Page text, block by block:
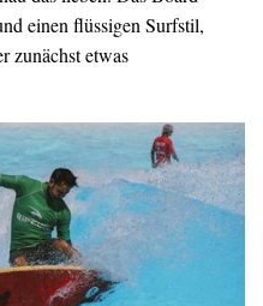
einen flüssigen Surfstil,
zunächst etwas